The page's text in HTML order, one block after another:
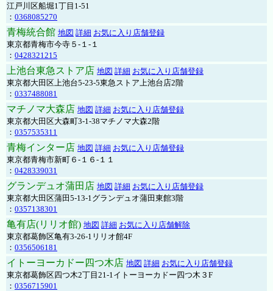
江戸川区船堀1丁目1-51
： 0368085270
青梅統合館 地図 詳細 お気に入り店舗登録
東京都青梅市今寺５-１-１
： 0428321215
上池台東急ストア店 地図 詳細 お気に入り店舗登録
東京都大田区上池台5-23-5東急ストア上池台店2階
： 0337488081
マチノマ大森店 地図 詳細 お気に入り店舗登録
東京都大田区大森町3-1-38マチノマ大森2階
： 0357535311
青梅インター店 地図 詳細 お気に入り店舗登録
東京都青梅市新町６-１６-１１
： 0428339031
グランデュオ蒲田店 地図 詳細 お気に入り店舗登録
東京都大田区蒲田5-13-1グランデュオ蒲田東館3階
： 0357138301
亀有店(リリオ館) 地図 詳細 お気に入り店舗解除
東京都葛飾区亀有3-26-1リリオ館4F
： 0356506181
イトーヨーカドー四つ木店 地図 詳細 お気に入り店舗登録
東京都葛飾区四つ木2丁目21-1イトーヨーカドー四つ木３F
： 0356715901